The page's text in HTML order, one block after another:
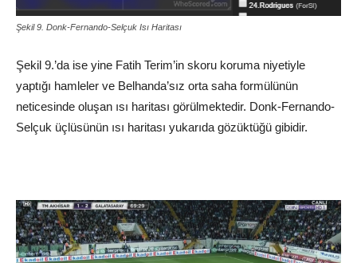
Şekil 9. Donk-Fernando-Selçuk Isı Haritası
Şekil 9.’da ise yine Fatih Terim’in skoru koruma niyetiyle
yaptığı hamleler ve Belhanda’sız orta saha formülünün
neticesinde oluşan ısı haritası görülmektedir. Donk-Fernando-
Selçuk üçlüsünün ısı haritası yukarıda gözüktüğü gibidir.